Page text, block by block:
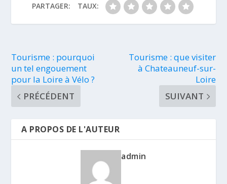
PARTAGER: TAUX:
Tourisme : pourquoi
un tel engouement
pour la Loire à Vélo ?
PRÉCÉDENT
Tourisme : que visiter
à Chateauneuf-sur-
Loire
SUIVANT
A PROPOS DE L'AUTEUR
admin